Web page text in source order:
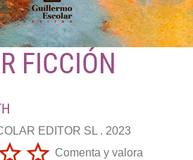
FICCIÓN
EDITOR SL . 2023
Comenta y valora